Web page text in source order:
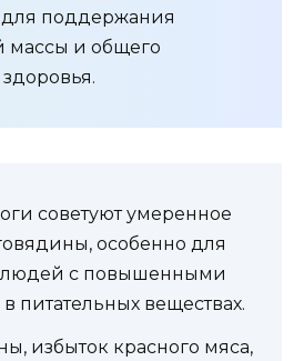
поддержания
и общего
советуют умеренное
особенно для
людей с повышенными
питательных веществах.
избыток красного мяса,